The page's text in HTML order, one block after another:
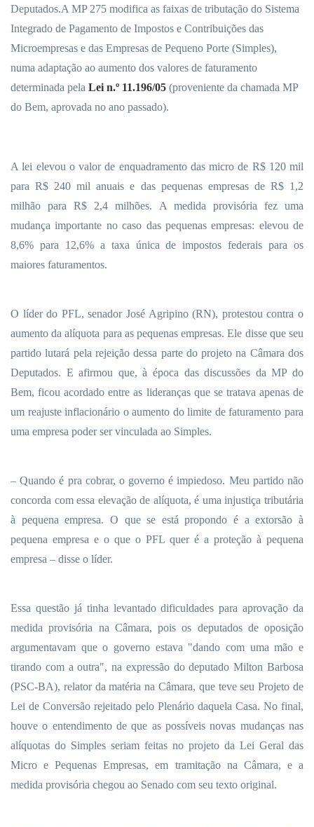
Deputados.A MP 275 modifica as faixas de tributação do Sistema
Integrado de Pagamento de Impostos e Contribuições das
Microempresas e das Empresas de Pequeno Porte (Simples),
numa adaptação ao aumento dos valores de faturamento
determinada pela Lei n.º 11.196/05 (proveniente da chamada MP
do Bem, aprovada no ano passado).
A lei elevou o valor de enquadramento das micro de R$ 120 mil
para R$ 240 mil anuais e das pequenas empresas de R$ 1,2
milhão para R$ 2,4 milhões. A medida provisória fez uma
mudança importante no caso das pequenas empresas: elevou de
8,6% para 12,6% a taxa única de impostos federais para os
maiores faturamentos.
O líder do PFL, senador José Agripino (RN), protestou contra o
aumento da alíquota para as pequenas empresas. Ele disse que seu
partido lutará pela rejeição dessa parte do projeto na Câmara dos
Deputados. E afirmou que, à época das discussões da MP do
Bem, ficou acordado entre as lideranças que se tratava apenas de
um reajuste inflacionário o aumento do limite de faturamento para
uma empresa poder ser vinculada ao Simples.
– Quando é pra cobrar, o governo é impiedoso. Meu partido não
concorda com essa elevação de alíquota, é uma injustiça tributária
à pequena empresa. O que se está propondo é a extorsão à
pequena empresa e o que o PFL quer é a proteção à pequena
empresa – disse o líder.
Essa questão já tinha levantado dificuldades para aprovação da
medida provisória na Câmara, pois os deputados de oposição
argumentavam que o governo estava "dando com uma mão e
tirando com a outra", na expressão do deputado Milton Barbosa
(PSC-BA), relator da matéria na Câmara, que teve seu Projeto de
Lei de Conversão rejeitado pelo Plenário daquela Casa. No final,
houve o entendimento de que as possíveis novas mudanças nas
alíquotas do Simples seriam feitas no projeto da Lei Geral das
Micro e Pequenas Empresas, em tramitação na Câmara, e a
medida provisória chegou ao Senado com seu texto original.